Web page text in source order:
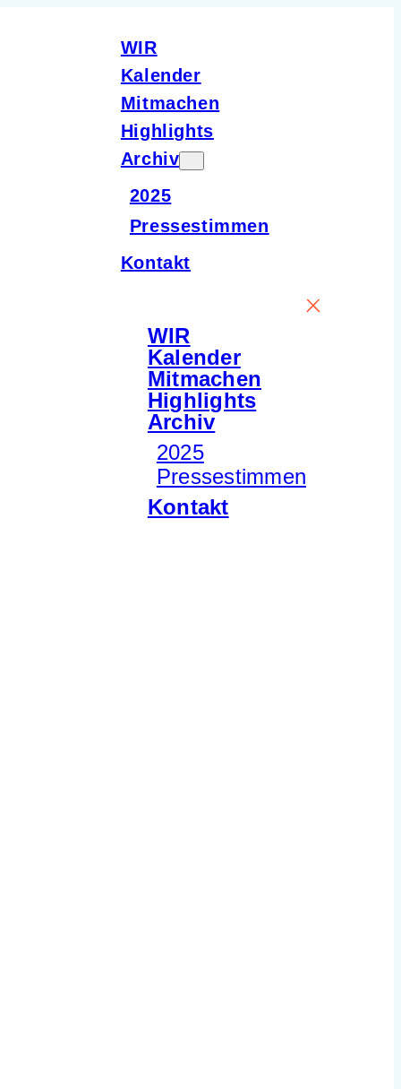
WIR
Kalender
Mitmachen
Highlights
Archiv
2025
Pressestimmen
Kontakt
WIR
Kalender
Mitmachen
Highlights
Archiv
2025
Pressestimmen
Kontakt